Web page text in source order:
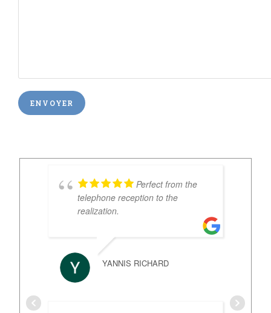
Perfect from the
telephone reception to the
realization.
YANNIS RICHARD